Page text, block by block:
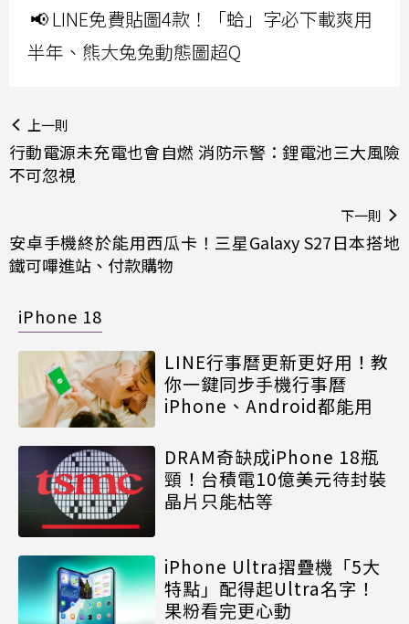
📢 LINE免費貼圖4款！「蛤」字必下載爽用
半年、熊大兔兔動態圖超Q
上一則
行動電源未充電也會自燃 消防示警：鋰電池三大風險
不可忽視
下一則
安卓手機終於能用西瓜卡！三星Galaxy S27日本搭地
鐵可嗶進站、付款購物
iPhone 18
LINE行事曆更新更好用！教
你一鍵同步手機行事曆
iPhone、Android都能用
DRAM奇缺成iPhone 18瓶
頸！台積電10億美元待封裝
晶片只能枯等
iPhone Ultra摺疊機「5大
特點」配得起Ultra名字！
果粉看完更心動